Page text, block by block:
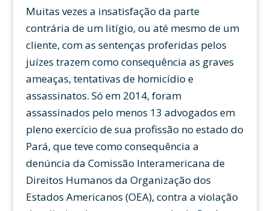
Muitas vezes a insatisfação da parte
contrária de um litígio, ou até mesmo de um
cliente, com as sentenças proferidas pelos
juízes trazem como consequência as graves
ameaças, tentativas de homicídio e
assassinatos. Só em 2014, foram
assassinados pelo menos 13 advogados em
pleno exercício de sua profissão no estado do
Pará, que teve como consequência a
denúncia da Comissão Interamericana de
Direitos Humanos da Organização dos
Estados Americanos (OEA), contra a violação